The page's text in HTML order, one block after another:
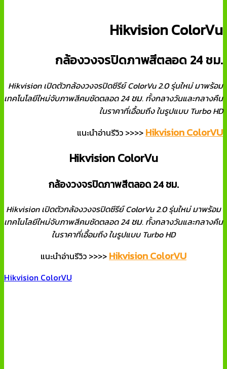
Hikvision ColorVu
กล้องวงจรปิดภาพสีตลอด 24 ชม.
Hikvision เปิดตัวกล้องวงจรปิดซีรีย์ ColorVu 2.0 รุ่นใหม่ มาพร้อม
เทคโนโลยีใหม่จับภาพสีคมชัดตลอด 24ชม. ทั้งกลางวันและกลางคืน
ในราคาที่เอื้อมถึง ในรูปแบบ Turbo HD
แนะนำอ่านรีวิว >>>>Hikvision ColorVU
Hikvision ColorVu
กล้องวงจรปิดภาพสีตลอด 24 ชม.
Hikvision เปิดตัวกล้องวงจรปิดซีรีย์ ColorVu 2.0 รุ่นใหม่ มาพร้อม
เทคโนโลยีใหม่จับภาพสีคมชัดตลอด 24ชม. ทั้งกลางวันและกลางคืน
ในราคาที่เอื้อมถึง ในรูปแบบ Turbo HD
แนะนำอ่านรีวิว >>>> Hikvision ColorVU
Hikvision ColorVU